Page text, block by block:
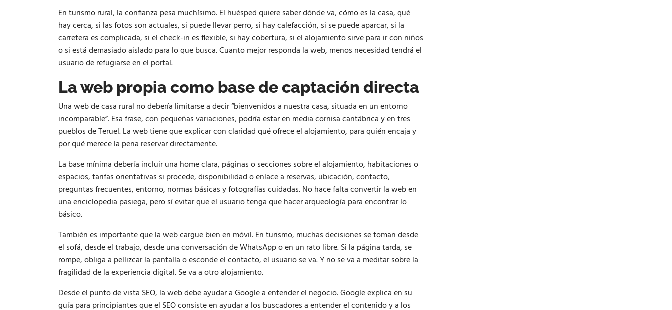
En turismo rural, la confianza pesa muchísimo. El huésped quiere saber dónde va, cómo es la casa, qué
hay cerca, si las fotos son actuales, si puede llevar perro, si hay calefacción, si se puede aparcar, si la
carretera es complicada, si el check-in es flexible, si hay cobertura, si el alojamiento sirve para ir con niños
o si está demasiado aislado para lo que busca. Cuanto mejor responda la web, menos necesidad tendrá el
usuario de refugiarse en el portal.
La web propia como base de captación directa
Una web de casa rural no debería limitarse a decir “bienvenidos a nuestra casa, situada en un entorno
incomparable”. Esa frase, con pequeñas variaciones, podría estar en media cornisa cantábrica y en tres
pueblos de Teruel. La web tiene que explicar con claridad qué ofrece el alojamiento, para quién encaja y
por qué merece la pena reservar directamente.
La base mínima debería incluir una home clara, páginas o secciones sobre el alojamiento, habitaciones o
espacios, tarifas orientativas si procede, disponibilidad o enlace a reservas, ubicación, contacto,
preguntas frecuentes, entorno, normas básicas y fotografías cuidadas. No hace falta convertir la web en
una enciclopedia pasiega, pero sí evitar que el usuario tenga que hacer arqueología para encontrar lo
básico.
También es importante que la web cargue bien en móvil. En turismo, muchas decisiones se toman desde
el sofá, desde el trabajo, desde una conversación de WhatsApp o en un rato libre. Si la página tarda, se
rompe, obliga a pellizcar la pantalla o esconde el contacto, el usuario se va. Y no se va a meditar sobre la
fragilidad de la experiencia digital. Se va a otro alojamiento.
Desde el punto de vista SEO, la web debe ayudar a Google a entender el negocio. Google explica en su
guía para principiantes que el SEO consiste en ayudar a los buscadores a entender el contenido y a los